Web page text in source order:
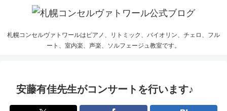
札幌コンセルヴァトワールはピアノ、リトミック、バイオリン、チェロ、フル
ート、室内楽、声楽、ソルフェージュ教室です。
安藤有佳先生がコンサートを行います♪